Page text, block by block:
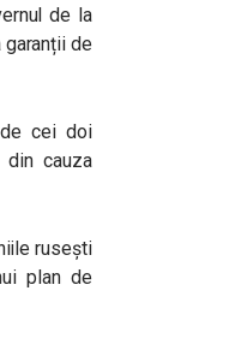
de la
garanții de
cei doi
din cauza
rusești
plan de